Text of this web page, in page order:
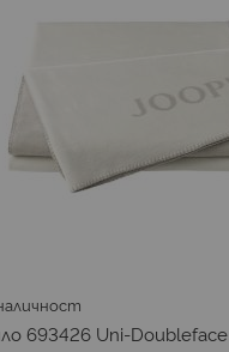
693426 Uni-Doubleface